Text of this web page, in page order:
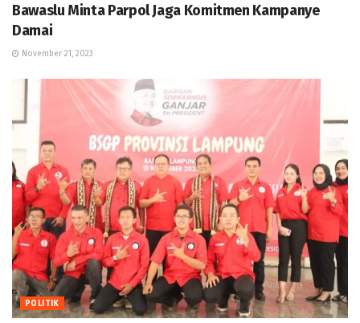
Bawaslu Minta Parpol Jaga Komitmen Kampanye
Damai
November 21, 2023
POLITIK